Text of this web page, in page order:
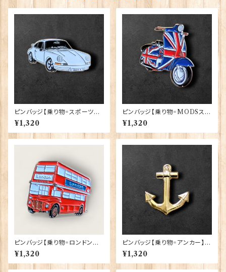
ピンバッジ【乗り物=スポーツカ
ーW】Cadogan 90040-XJK
B11-56
¥1,320
ピンバッジ【乗り物=MODSスク
ーターUJ】Cadogan 90040-
XJKB11-38
¥1,320
ピンバッジ【乗り物=ロンドンバ
スXL】Cadogan 90040-XJK
B05-57
¥1,320
ピンバッジ【乗り物=アンカー】C
¥1,320